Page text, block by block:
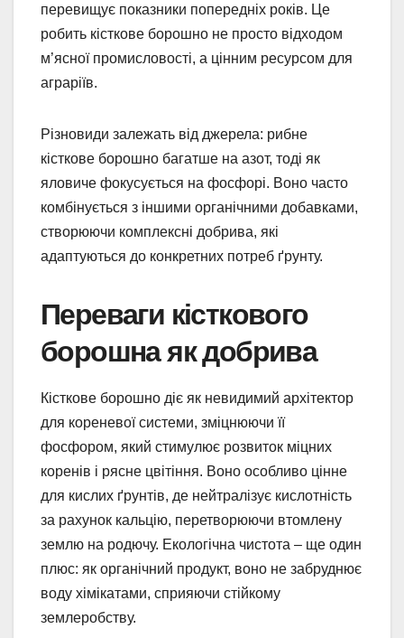
перевищує показники попередніх років. Це
робить кісткове борошно не просто відходом
м’ясної промисловості, а цінним ресурсом для
аграріїв.
Різновиди залежать від джерела: рибне
кісткове борошно багатше на азот, тоді як
яловиче фокусується на фосфорі. Воно часто
комбінується з іншими органічними добавками,
створюючи комплексні добрива, які
адаптуються до конкретних потреб ґрунту.
Переваги кісткового
борошна як добрива
Кісткове борошно діє як невидимий архітектор
для кореневої системи, зміцнюючи її
фосфором, який стимулює розвиток міцних
коренів і рясне цвітіння. Воно особливо цінне
для кислих ґрунтів, де нейтралізує кислотність
за рахунок кальцію, перетворюючи втомлену
землю на родючу. Екологічна чистота – ще один
плюс: як органічний продукт, воно не забруднює
воду хімікатами, сприяючи стійкому
землеробству.